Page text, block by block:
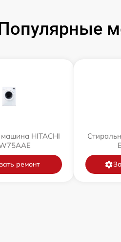
HITACHI
ремонт